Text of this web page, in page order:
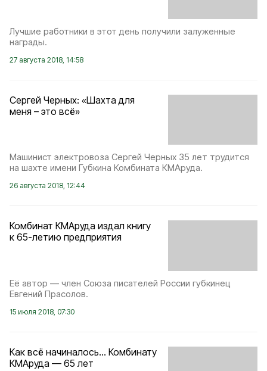
Лучшие работники в этот день получили залуженные
награды.
27 августа 2018, 14:58
Сергей Черных: «Шахта для
меня – это всё»
Машинист электровоза Сергей Черных 35 лет трудится
на шахте имени Губкина Комбината КМАруда.
26 августа 2018, 12:44
Комбинат КМАруда издал книгу
к 65-летию предприятия
Её автор — член Союза писателей России губкинец
Евгений Прасолов.
15 июля 2018, 07:30
Как всё начиналось… Комбинату
КМАруда — 65 лет